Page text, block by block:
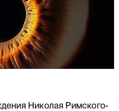
Николая Римского-